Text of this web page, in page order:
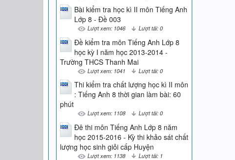
Bài kiểm tra học kì II môn Tiếng Anh
Lớp 8 - Đề 003
Lượt xem: 1046 Lượt tải: 0
Đề kiểm tra môn Tiếng Anh Lớp 8
học kỳ I năm học 2013-2014 -
Trường THCS Thanh Mai
Lượt xem: 1041 Lượt tải: 0
Thi kiểm tra chất lượng học kì II môn
: Tiếng Anh 8 thời gian làm bài: 60
phút
Lượt xem: 1108 Lượt tải: 0
Đê thi môn Tiếng Anh Lớp 8 năm
học 2015-2016 - Kỳ thi khảo sát chất
lượng học sinh giỏi cấp Huyện
Lượt xem: 1138 Lượt tải: 1